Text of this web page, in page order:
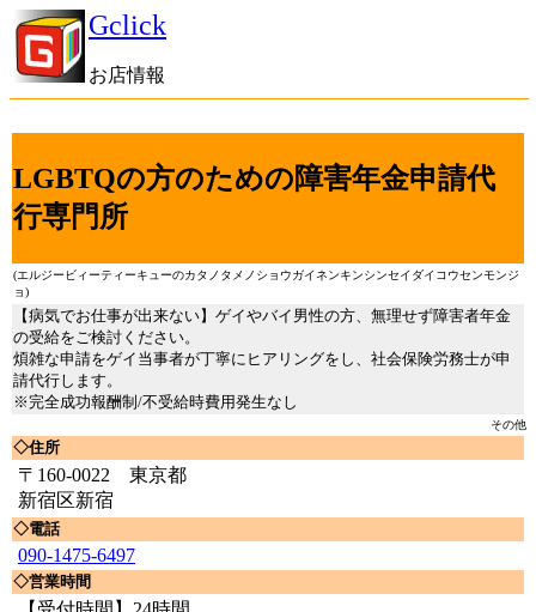
Gclick
お店情報
LGBTQの方のための障害年金申請代
行専門所
(エルジービィーティーキューのカタノタメノショウガイネンキンシンセイダイコウセンモンジ
ョ)
【病気でお仕事が出来ない】ゲイやバイ男性の方、無理せず障害者年金
の受給をご検討ください。
煩雑な申請をゲイ当事者が丁寧にヒアリングをし、社会保険労務士が申
請代行します。
※完全成功報酬制/不受給時費用発生なし
その他
◇住所
〒160-0022 東京都
新宿区新宿
◇電話
090-1475-6497
◇営業時間